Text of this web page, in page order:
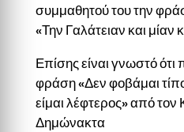
συμμαθητού του την
«Την Γαλάτειαν και μίαν
Επίσης είναι γνωστό
φράση «Δεν φοβάμαι
είμαι λέφτερος» από τον
Δημώνακτα